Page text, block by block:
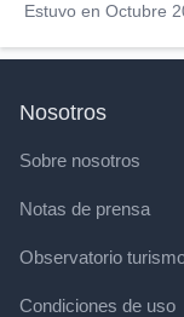
Estuvo en Octubre
Nosotros
Sobre nosotros
Notas de prensa
Observatorio
Condiciones de uso